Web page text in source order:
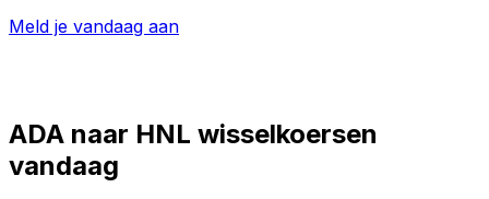
Meld je vandaag aan
ADA naar HNL wisselkoersen
vandaag